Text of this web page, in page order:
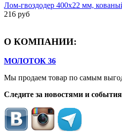
Лом-гвоздодер 400x22 мм,
216 руб
О КОМПАНИИ:
МОЛОТОК 36
Мы продаем товар по самым
Следите за новостями и